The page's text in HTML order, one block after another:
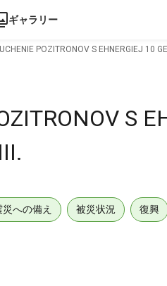
ギャラリー
POZITRONOV S EHNERGIEJ 10
S
災への備え 被災状況 復興